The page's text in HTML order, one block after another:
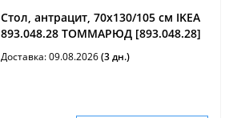
Стол, антрацит, 70x130/105 см IKEA
893.048.28 ТОММАРЮД [893.048.28]
Доставка: 09.08.2026(3 дн.)